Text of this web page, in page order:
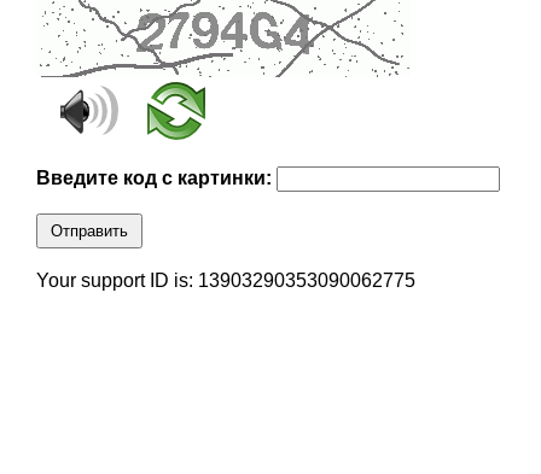
Введите код с картинки:
Отправить
Your support ID is: 13903290353090062775